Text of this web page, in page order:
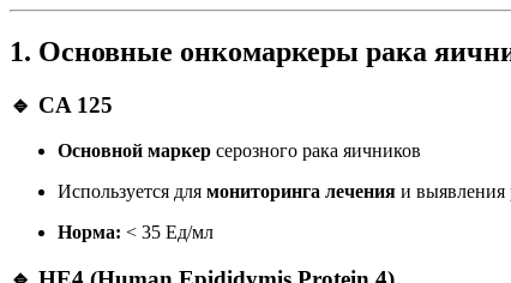
1. Основные онкомаркеры рака
🔹 CA 125
Основной маркер серозного рака яичников
Используется для мониторинга лечения и выявления
Норма: < 35 Ед/мл